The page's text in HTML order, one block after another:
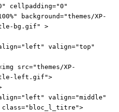
background="themes/XP-
bg.gif" >
valign="top"
XP-
left.gif">
valign="middle"
class="bloc_l_titre">